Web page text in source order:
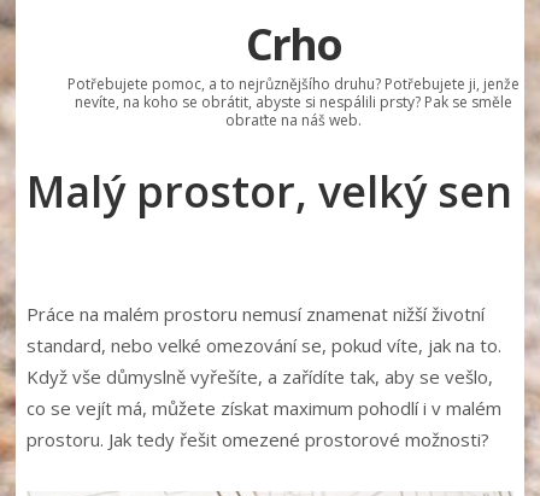
Crho
Potřebujete pomoc, a to nejrůznějšího druhu? Potřebujete ji, jenže
nevíte, na koho se obrátit, abyste si nespálili prsty? Pak se směle
obraťte na náš web.
Malý prostor, velký sen
Práce na malém prostoru nemusí znamenat nižší životní
standard, nebo velké omezování se, pokud víte, jak na to.
Když vše důmyslně vyřešíte, a zařídíte tak, aby se vešlo,
co se vejít má, můžete získat maximum pohodlí i v malém
prostoru. Jak tedy řešit omezené prostorové možnosti?